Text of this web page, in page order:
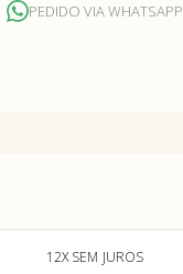
PEDIDO VIA WHATSAPP
12X SEM JUROS